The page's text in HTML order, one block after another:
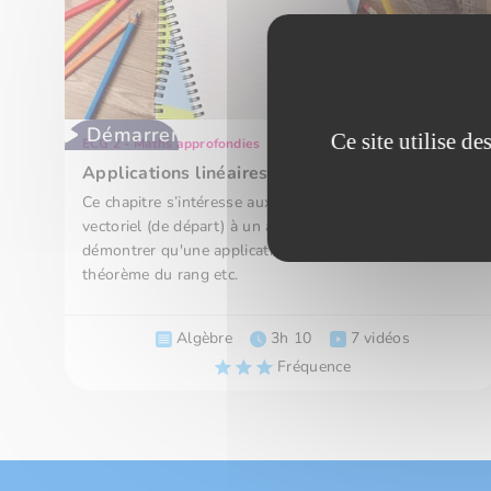
Démarrer
ECG 2 - Maths approfondies
Applications linéaires
Ce chapitre s’intéresse aux applications d’un espace
vectoriel (de départ) à un autre (d’arrivée). Savoir
démontrer qu'une application est linéaire, utiliser le
théorème du rang etc.
Algèbre 3h 10
7 vidéos
Fréquence
Ce site utilise